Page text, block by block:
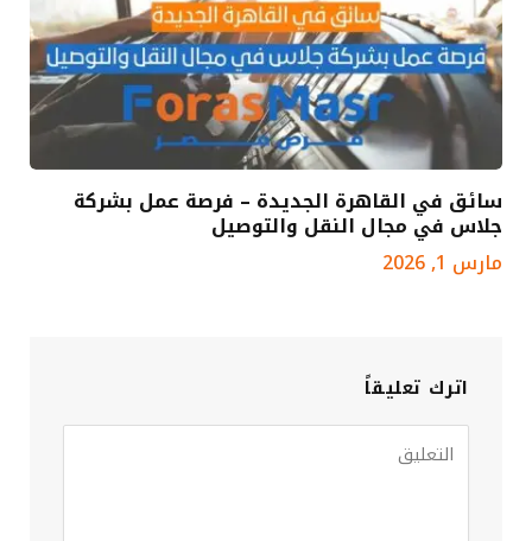
سائق في القاهرة الجديدة – فرصة عمل بشركة
جلاس في مجال النقل والتوصيل
مارس 1, 2026
اترك تعليقاً